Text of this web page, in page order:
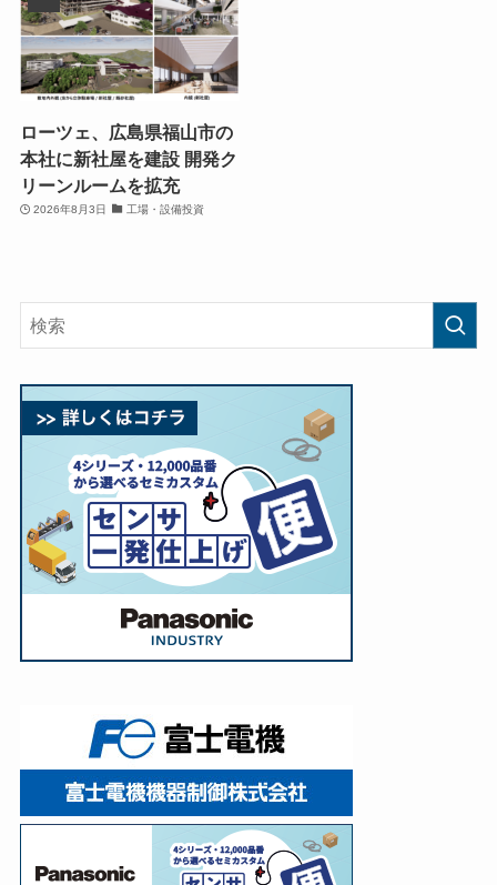
ローツェ、広島県福山市の
本社に新社屋を建設 開発ク
リーンルームを拡充
2026年8月3日 工場・設備投資